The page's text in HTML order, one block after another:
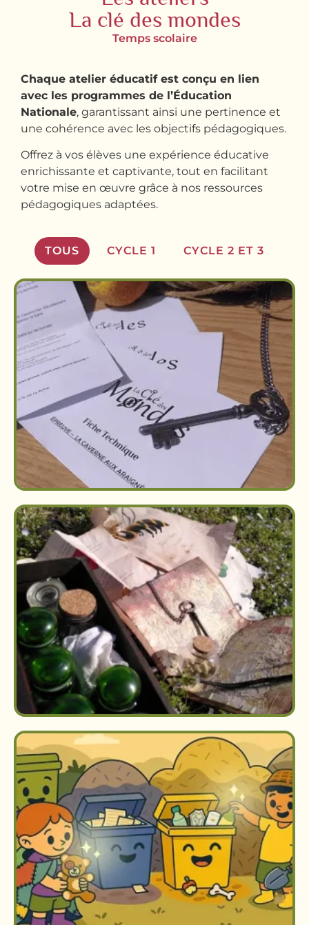
La clé des mondes
Temps scolaire
Chaque atelier éducatif est conçu en lien
avec les programmes de l’Éducation
Nationale, garantissant ainsi une pertinence et
une cohérence avec les objectifs pédagogiques.
Offrez à vos élèves une expérience éducative
enrichissante et captivante, tout en facilitant
votre mise en œuvre grâce à nos ressources
pédagogiques adaptées.
TOUS CYCLE 1 CYCLE 2 ET 3